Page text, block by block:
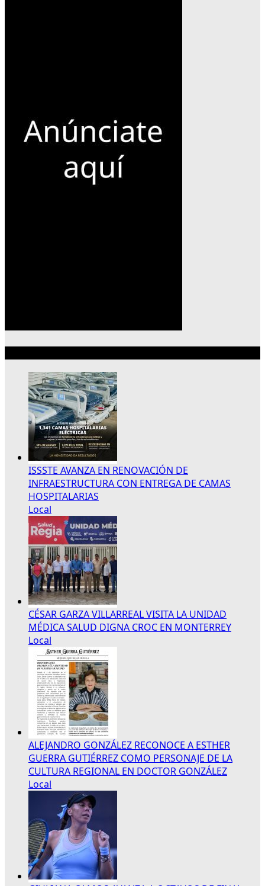
ISSSTE AVANZA EN RENOVACIÓN DE
INFRAESTRUCTURA CON ENTREGA DE CAMAS
HOSPITALARIAS
Local
CÉSAR GARZA VILLARREAL VISITA LA UNIDAD
MÉDICA SALUD DIGNA CROC EN MONTERREY
Local
ALEJANDRO GONZÁLEZ RECONOCE A ESTHER
GUERRA GUTIÉRREZ COMO PERSONAJE DE LA
CULTURA REGIONAL EN DOCTOR GONZÁLEZ
Local